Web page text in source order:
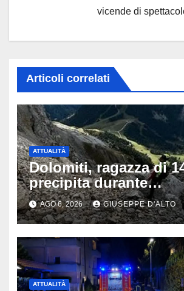
vicende di
Articoli correlati
ATTUALITÀ
Dolomiti, ragazza di
precipita durante
un’escursione:
Latemar davanti alla
AGO 6, 2026 GIUSEPPE D'ALTO
ATTUALITÀ